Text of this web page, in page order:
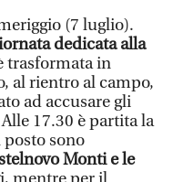
(7 luglio).
dedicata alla
trasformata in
al rientro al campo,
ad accusare gli
17.30 è partita la
posto sono
Monti e le